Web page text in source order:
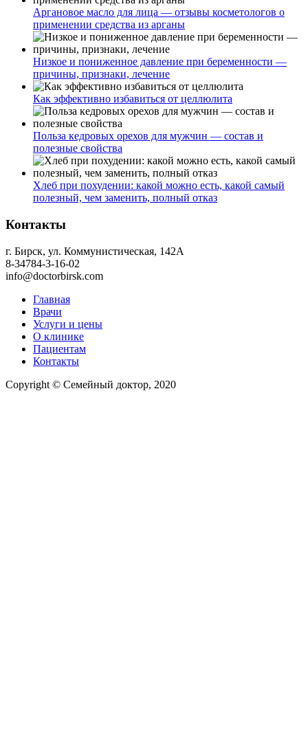
Аргановое масло для лица — отзывы косметологов о
применении средства из арганы
Низкое и пониженное давление при беременности —
причины, признаки, лечение
Как эффективно избавиться от целлюлита
Польза кедровых орехов для мужчин — состав и
полезные свойства
Хлеб при похудении: какой можно есть, какой самый
полезный, чем заменить, полный отказ
Контакты
г. Бирск, ул. Коммунистическая, 142А
8-34784-3-16-02
info@doctorbirsk.com
Главная
Врачи
Услуги и цены
О клинике
Пациентам
Контакты
Copyright © Семейный доктор, 2020